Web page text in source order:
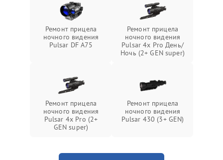
Ремонт прицела
ночного видения
Pulsar DF A75
Ремонт прицела
ночного видения
Pulsar 4x Pro День/
Ночь (2+ GEN super)
Ремонт прицела
ночного видения
Pulsar 4x Pro (2+
GEN super)
Ремонт прицела
ночного видения
Pulsar 430 (3+ GEN)